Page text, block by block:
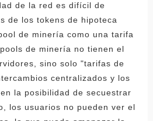
de la red es difícil de
de los tokens de hipoteca
de minería como una tarifa
de minería no tienen el
sino solo "tarifas de
centralizados y los
la posibilidad de secuestrar
los usuarios no pueden ver el